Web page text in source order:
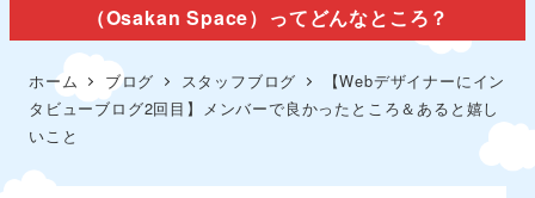
（Osakan Space）ってどんなところ？
ホーム ブログ スタッフブログ
【Webデザイナーにイン
タビューブログ2回目】メンバーで良かったところ＆あると嬉し
いこと